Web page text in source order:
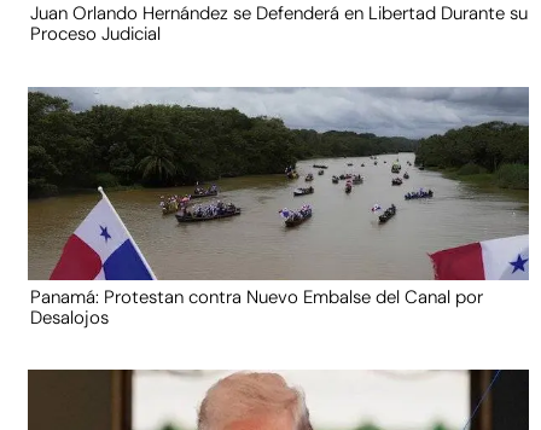
Juan Orlando Hernández se Defenderá en Libertad Durante su
Proceso Judicial
Panamá: Protestan contra Nuevo Embalse del Canal por
Desalojos